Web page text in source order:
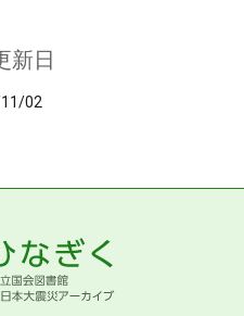
新日
02